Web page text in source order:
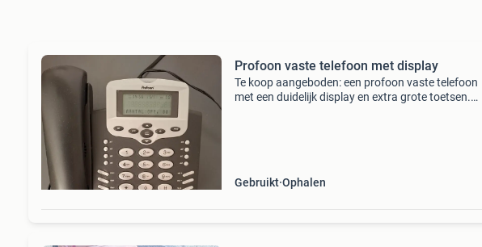
Profoon vaste telefoon met display
Te koop aangeboden: een profoon vaste telefoon
met een duidelijk display en extra grote toetsen.
Gebruikt Ophalen